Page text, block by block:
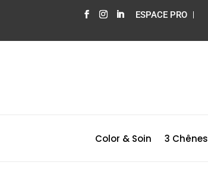
ESPACE PRO
Color & Soin 3 Chênes